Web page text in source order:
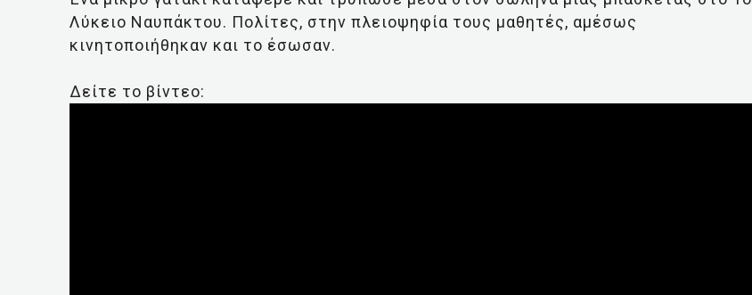
Λύκειο Ναυπάκτου. Πολίτες, στην πλειοψηφία τους μαθητές, αμέσως
κινητοποιήθηκαν και το έσωσαν.
Δείτε το βίντεο: